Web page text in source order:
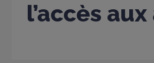
l’accès